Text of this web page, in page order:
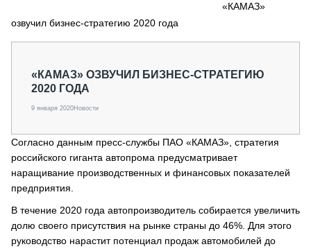
СПЕЦПРОЕКТЫ
О ПРОЕКТЕ
«КАМАЗ»
озвучил бизнес-стратегию 2020 года
«КАМАЗ» ОЗВУЧИЛ БИЗНЕС-СТРАТЕГИЮ
2020 ГОДА
9 января 2020Новости
Согласно данным пресс-службы ПАО «КАМАЗ», стратегия
российского гиганта автопрома предусматривает
наращивание производственных и финансовых показателей
предприятия.
В течение 2020 года автопроизводитель собирается увеличить
долю своего присутствия на рынке страны до 46%. Для этого
руководство нарастит потенциал продаж автомобилей до